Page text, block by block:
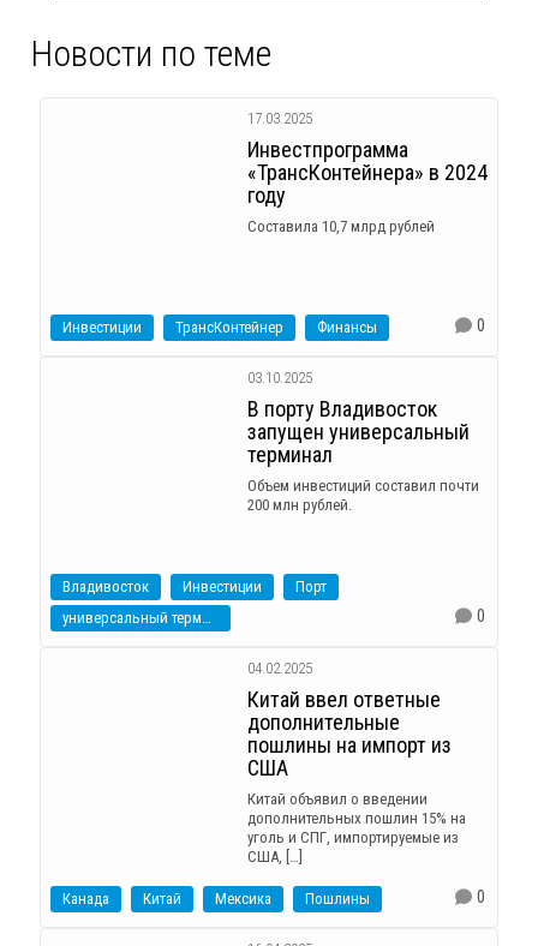
Новости по теме
17.03.2025
Инвестпрограмма
«ТрансКонтейнера» в 2024
году
Составила 10,7 млрд рублей
Инвестиции ТрансКонтейнер Финансы 0
03.10.2025
В порту Владивосток
запущен универсальный
терминал
Объем инвестиций составил почти
200 млн рублей.
Владивосток Инвестиции
Порт
универсальный терминал
0
04.02.2025
Китай ввел ответные
дополнительные
пошлины на импорт из
США
Китай объявил о введении
дополнительных пошлин 15% на
уголь и СПГ, импортируемые из
США, […]
Канада Китай Мексика Пошлины 0